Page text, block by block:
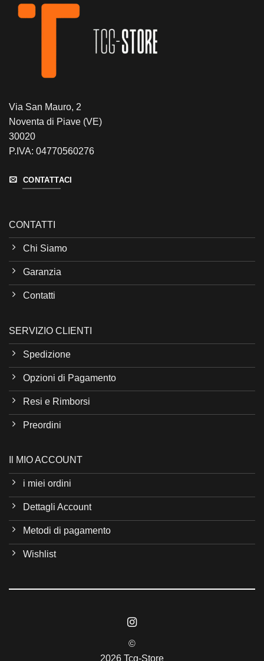
Via San Mauro, 2
Noventa di Piave (VE)
30020
P.IVA: 04770560276
CONTATTACI
CONTATTI
Chi Siamo
Garanzia
Contatti
SERVIZIO CLIENTI
Spedizione
Opzioni di Pagamento
Resi e Rimborsi
Preordini
Il MIO ACCOUNT
i miei ordini
Dettagli Account
Metodi di pagamento
Wishlist
©
2026 Tcg-Store